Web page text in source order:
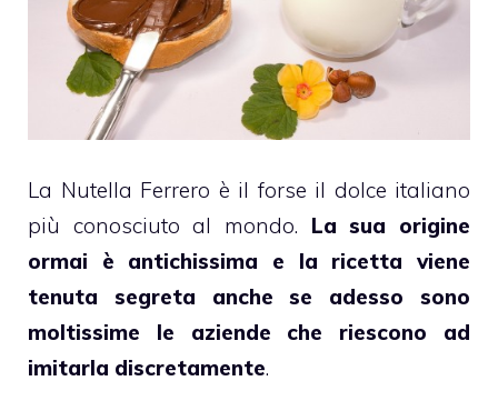
La Nutella Ferrero è il forse il dolce italiano
più conosciuto al mondo. La sua origine
ormai è antichissima e la ricetta viene
tenuta segreta anche se adesso sono
moltissime le aziende che riescono ad
imitarla discretamente.